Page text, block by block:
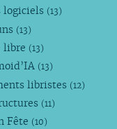
logiciels (13)
(13)
libre (13)
(13)
libristes (12)
(11)
Fête (10)